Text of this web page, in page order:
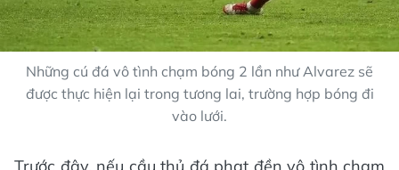
Những cú đá vô tình chạm bóng 2 lần như Alvarez sẽ
được thực hiện lại trong tương lai, trường hợp bóng đi
vào lưới.